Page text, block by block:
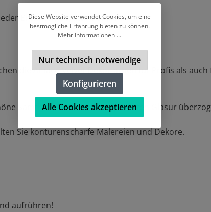
Brenntemperatur deutlich.
die Amaco Velvet Dekorfarben für Profis als
Samtheit. Mit einer transparenten Glasur
Sie konturenscharfe Malereien und Dekore.
aufrühren!
Diese Website verwendet Cookies, um eine
bestmögliche Erfahrung bieten zu können.
Mehr Informationen ...
Nur technisch notwendige
Konfigurieren
Alle Cookies akzeptieren